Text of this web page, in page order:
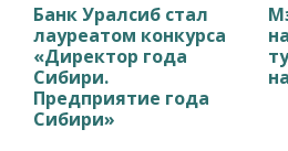
Банк Уралсиб стал
лауреатом конкурса
«Директор года
Сибири.
Предприятие года
Сибири»